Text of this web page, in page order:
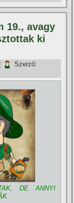
19., avagy
ki
Szerző:
DE ANNYI